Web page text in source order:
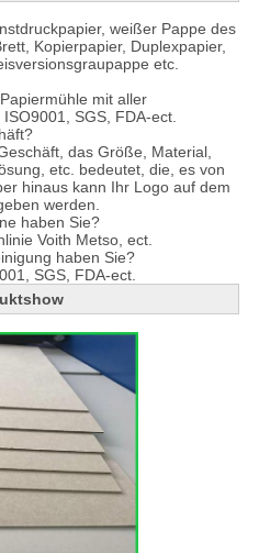
weißer Pappe des
Kopierpapier, Duplexpapier,
etc.
mit aller
SGS, FDA-ect.
das Größe, Material,
etc. bedeutet, die, es von
hinaus kann Ihr Logo auf dem
werden.
haben Sie?
Voith Metso, ect.
haben Sie?
SGS, FDA-ect.